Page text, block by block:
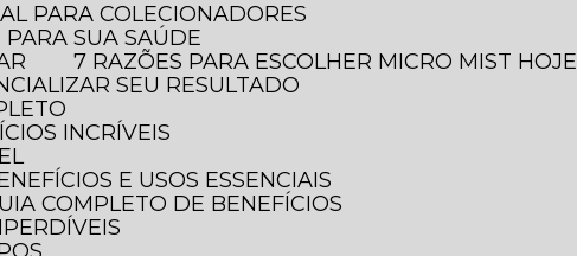
PARA COLECIONADORES
PARA SUA SAÚDE
7 RAZÕES PARA ESCOLHER MICRO MIST HOJE
SEU RESULTADO
INCRÍVEIS
E USOS ESSENCIAIS
COMPLETO DE BENEFÍCIOS